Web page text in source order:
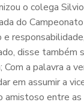
o colega
do
e
disse também
Com a palavra a
em assumir a
amistoso entre